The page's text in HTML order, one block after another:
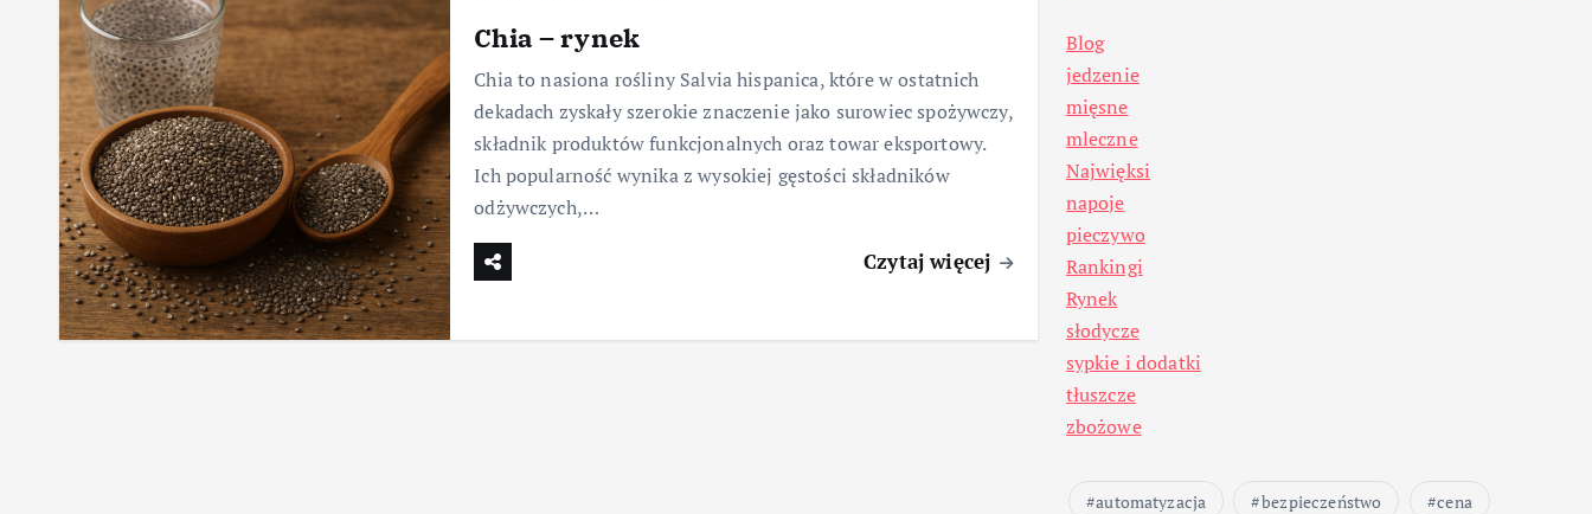
Chia – rynek
Chia to nasiona rośliny Salvia hispanica, które w ostatnich
dekadach zyskały szerokie znaczenie jako surowiec spożywczy,
składnik produktów funkcjonalnych oraz towar eksportowy.
Ich popularność wynika z wysokiej gęstości składników
odżywczych,…
Czytaj więcej
Blog
jedzenie
mięsne
mleczne
Najwięksi
napoje
pieczywo
Rankingi
Rynek
słodycze
sypkie i dodatki
tłuszcze
zbożowe
automatyzacja bezpieczeństwo
cena